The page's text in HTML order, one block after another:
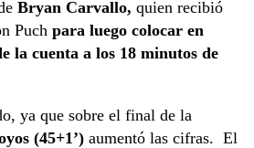
Bryan Carvallo, quien recibió
Puch para luego colocar en
la cuenta a los 18 minutos de
ya que sobre el final de la
(45+1’) aumentó las cifras. El